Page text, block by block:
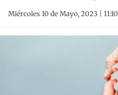
Miércoles 10 de Mayo, 2023 | 11:10